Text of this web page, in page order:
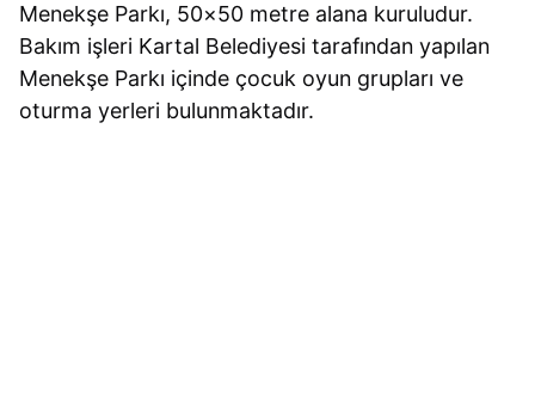
Menekşe Parkı, 50×50 metre alana kuruludur.
Bakım işleri Kartal Belediyesi tarafından yapılan
Menekşe Parkı içinde çocuk oyun grupları ve
oturma yerleri bulunmaktadır.